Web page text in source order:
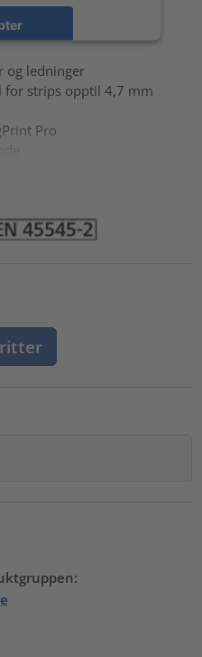
og ledninger
for strips opptil 4,7 mm
Pro